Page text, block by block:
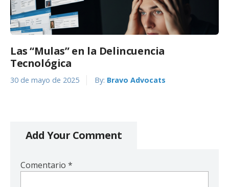
Las “Mulas” en la Delincuencia
Tecnológica
30 de mayo de 2025 By: Bravo Advocats
Add Your Comment
Comentario *